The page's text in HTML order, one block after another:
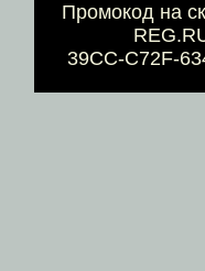
Промокод на
39CC-C72F-